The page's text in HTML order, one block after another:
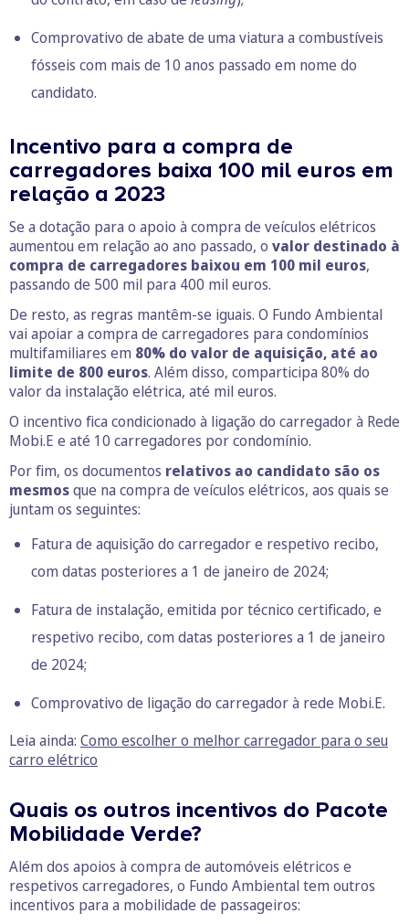
Comprovativo de abate de uma viatura a combustíveis
fósseis com mais de 10 anos passado em nome do
candidato.
Incentivo para a compra de
carregadores baixa 100 mil euros em
relação a 2023
Se a dotação para o apoio à compra de veículos elétricos
aumentou em relação ao ano passado, o valor destinado à
compra de carregadores baixou em 100 mil euros,
passando de 500 mil para 400 mil euros.
De resto, as regras mantêm-se iguais. O Fundo Ambiental
vai apoiar a compra de carregadores para condomínios
multifamiliares em 80% do valor de aquisição, até ao
limite de 800 euros. Além disso, comparticipa 80% do
valor da instalação elétrica, até mil euros.
O incentivo fica condicionado à ligação do carregador à Rede
Mobi.E e até 10 carregadores por condomínio.
Por fim, os documentos relativos ao candidato são os
mesmosque na compra de veículos elétricos, aos quais se
juntam os seguintes:
Fatura de aquisição do carregador e respetivo recibo,
com datas posteriores a 1 de janeiro de 2024;
Fatura de instalação, emitida por técnico certificado, e
respetivo recibo, com datas posteriores a 1 de janeiro
de 2024;
Comprovativo de ligação do carregador à rede Mobi.E.
Leia ainda: Como escolher o melhor carregador para o seu
carro elétrico
Quais os outros incentivos do Pacote
Mobilidade Verde?
Além dos apoios à compra de automóveis elétricos e
respetivos carregadores, o Fundo Ambiental tem outros
incentivos para a mobilidade de passageiros: